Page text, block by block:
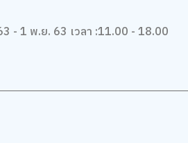
- 1 พ.ย. 63 เวลา :11.00 - 18.00